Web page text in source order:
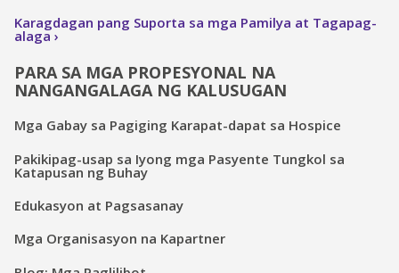
Karagdagan pang Suporta sa mga Pamilya at Tagapag-
alaga
PARA SA MGA PROPESYONAL NA
NANGANGALAGA NG KALUSUGAN
Mga Gabay sa Pagiging Karapat-dapat sa Hospice
Pakikipag-usap sa Iyong mga Pasyente Tungkol sa
Katapusan ng Buhay
Edukasyon at Pagsasanay
Mga Organisasyon na Kapartner